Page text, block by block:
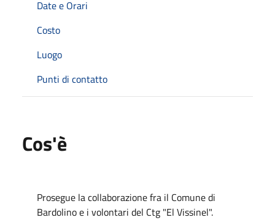
Date e Orari
Costo
Luogo
Punti di contatto
Cos'è
Prosegue la collaborazione fra il Comune di
Bardolino e i volontari del Ctg "El Vissinel".